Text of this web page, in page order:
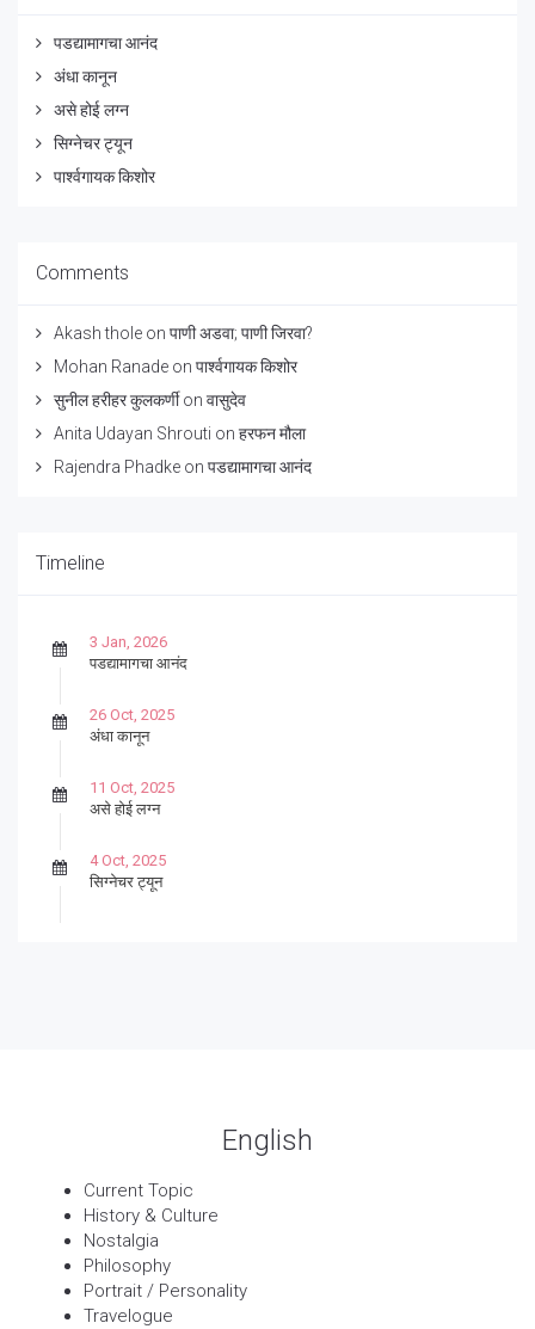
पडद्यामागचा आनंद
अंधा कानून
असे होई लग्न
सिग्नेचर ट्यून
पार्श्वगायक किशोर
Comments
Akash thole on पाणी अडवा; पाणी जिरवा?
Mohan Ranade on पार्श्वगायक किशोर
सुनील हरीहर कुलकर्णीon वासुदेव
Anita Udayan Shrouti on हरफन मौला
Rajendra Phadke on पडद्यामागचा आनंद
Timeline
3 Jan, 2026
पडद्यामागचा आनंद
26 Oct, 2025
अंधा कानून
11 Oct, 2025
असे होई लग्न
4 Oct, 2025
सिग्नेचर ट्यून
English
Current Topic
History & Culture
Nostalgia
Philosophy
Portrait / Personality
Travelogue